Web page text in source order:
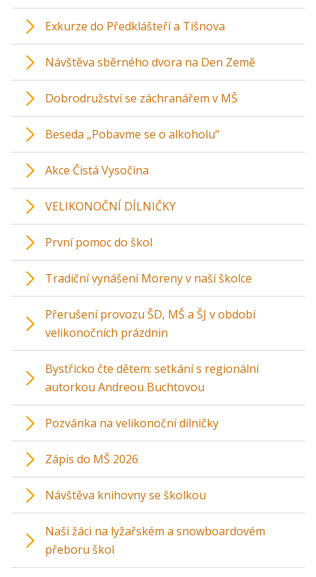
Exkurze do Předklášteří a Tišnova
Návštěva sběrného dvora na Den Země
Dobrodružství se záchranářem v MŠ
Beseda „Pobavme se o alkoholu“
Akce Čistá Vysočina
VELIKONOČNÍ DÍLNIČKY
První pomoc do škol
Tradiční vynášení Moreny v naší školce
Přerušení provozu ŠD, MŠ a ŠJ v období
velikonočních prázdnin
Bystřicko čte dětem: setkání s regionální
autorkou Andreou Buchtovou
Pozvánka na velikonoční dílničky
Zápis do MŠ 2026
Návštěva knihovny se školkou
Naši žáci na lyžařském a snowboardovém
přeboru škol